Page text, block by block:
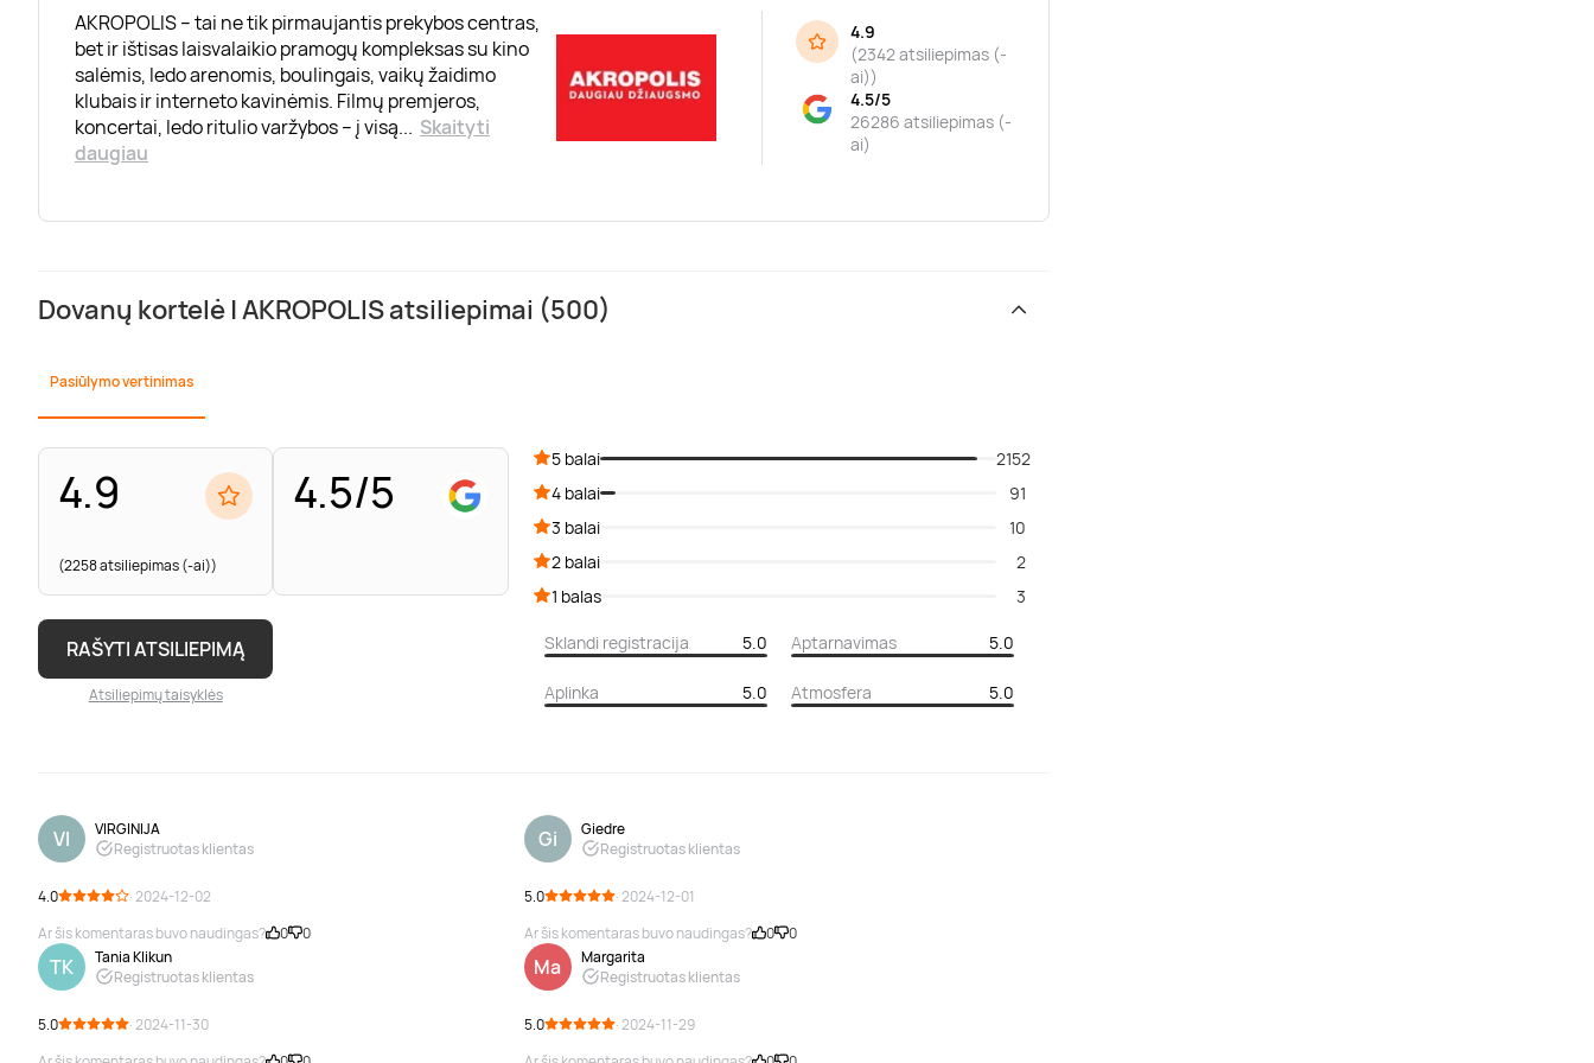
AKROPOLIS – tai ne tik pirmaujantis prekybos centras,
bet ir ištisas laisvalaikio pramogų kompleksas su kino
salėmis, ledo arenomis, boulingais, vaikų žaidimo
klubais ir interneto kavinėmis. Filmų premjeros,
koncertai, ledo ritulio varžybos – į visą... Skaityti
daugiau
4.9
(2342 atsiliepimas (-
ai))
4.5/5
26286 atsiliepimas (-
ai)
Dovanų kortelė | AKROPOLIS atsiliepimai (500)
Pasiūlymo vertinimas
4.9
(2258 atsiliepimas (-ai))
4.5/5
RAŠYTI ATSILIEPIMĄ
Atsiliepimų taisyklės
5 balai
2152
4 balai
91
3 balai
10
2 balai
2
1 balas
3
Sklandi registracija 5.0 Aptarnavimas 5.0
Aplinka 5.0 Atmosfera 5.0
VI
VIRGINIJA
Registruotas klientas
4.0
· 2024-12-02
Ar šis komentaras buvo naudingas?
0 0
Gi
Giedre
Registruotas klientas
5.0
· 2024-12-01
Ar šis komentaras buvo naudingas?
0 0
TK
Tania Klikun
Registruotas klientas
5.0
· 2024-11-30
Ma
Margarita
Registruotas klientas
5.0
· 2024-11-29